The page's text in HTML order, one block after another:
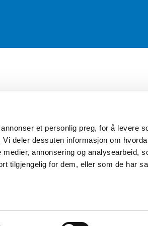
et personlig preg, for å levere
deler dessuten informasjon om
annonsering og analysearbeid,
tilgjengelig for dem, eller som de har
Torshov Sport har over 90 års
klubbhandel. Torshov Sport har
Drammen, Sandvika Storsenter